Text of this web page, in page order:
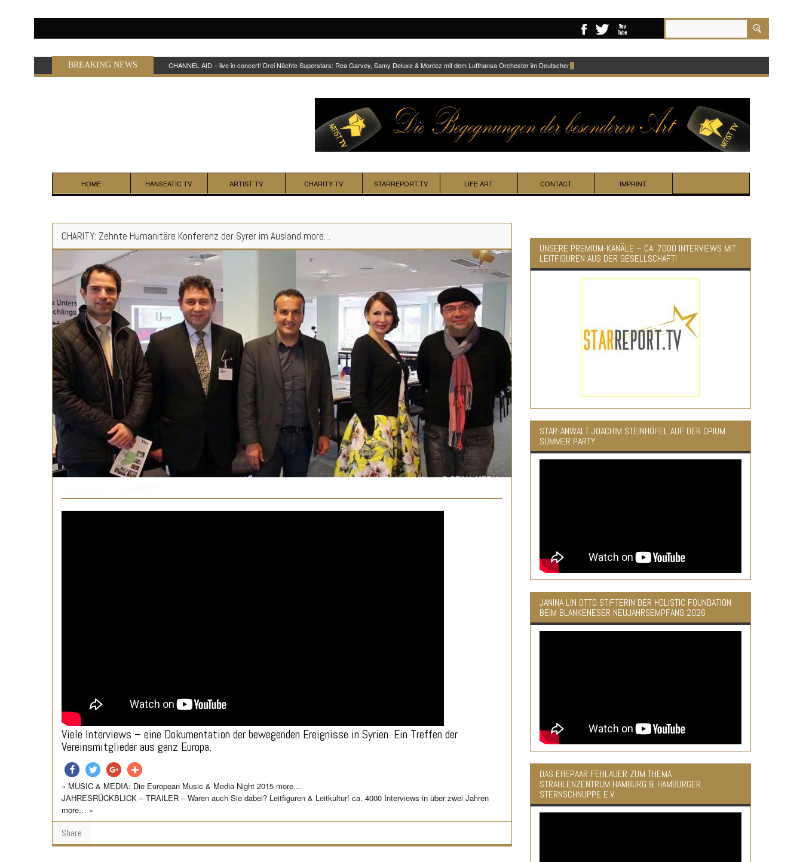
BREAKING NEWS CHANNEL AID – live in concert! Drei Nächte Superstars: Rea Garvey, Samy Deluxe & Montez mit dem Lufthansa Orchester im Deutschen Schauspielhaus!
HOME HANSEATIC TV ARTIST TV CHARITY TV STARREPORT.TV LIFE ART CONTACT IMPRINT
CHARITY: Zehnte Humanitäre Konferenz der Syrer im Ausland more…
Viele Interviews – eine Dokumentation der bewegenden Ereignisse in Syrien. Ein Treffen der
Vereinsmitglieder aus ganz Europa.
teilen twitternteilen teilen
« MUSIC & MEDIA: Die European Music & Media Night 2015 more…
JAHRESRÜCKBLICK – TRAILER – Waren auch Sie dabei? Leitfiguren & Leitkultur! ca. 4000 Interviews in über zwei Jahren
more… »
Share
UNSERE PREMIUM-KANÄLE – CA. 7000 INTERVIEWS MIT
LEITFIGUREN AUS DER GESELLSCHAFT!
STAR-ANWALT JOACHIM STEINHÖFEL AUF DER OPIUM
SUMMER PARTY
JANINA LIN OTTO STIFTERIN DER HOLISTIC FOUNDATION
BEIM BLANKENESER NEUJAHRSEMPFANG 2026
DAS EHEPAAR FEHLAUER ZUM THEMA
STRAHLENZENTRUM HAMBURG & HAMBURGER
STERNSCHNUPPE E.V.